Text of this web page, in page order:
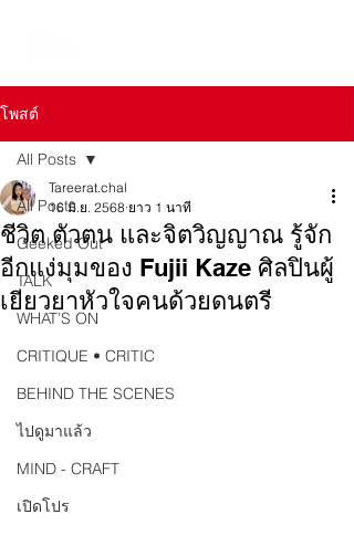
โพสต์
All Posts
Geeked Out
TALK
WHAT’S ON
CRITIQUE • CRITIC
BEHIND THE SCENES
ไปดูมาแล้ว
MIND - CRAFT
เปิดโปร
All Posts
ชีวิต ตัวตน และจิตวิญญาณ รู้จัก
อีกแง่มุมของ Fujii Kaze ศิลปินผู้
เยียวยาหัวใจคนด้วยดนตรี
Tareerat.chal
16 มิ.ย. 2568 ยาว 1 นาที